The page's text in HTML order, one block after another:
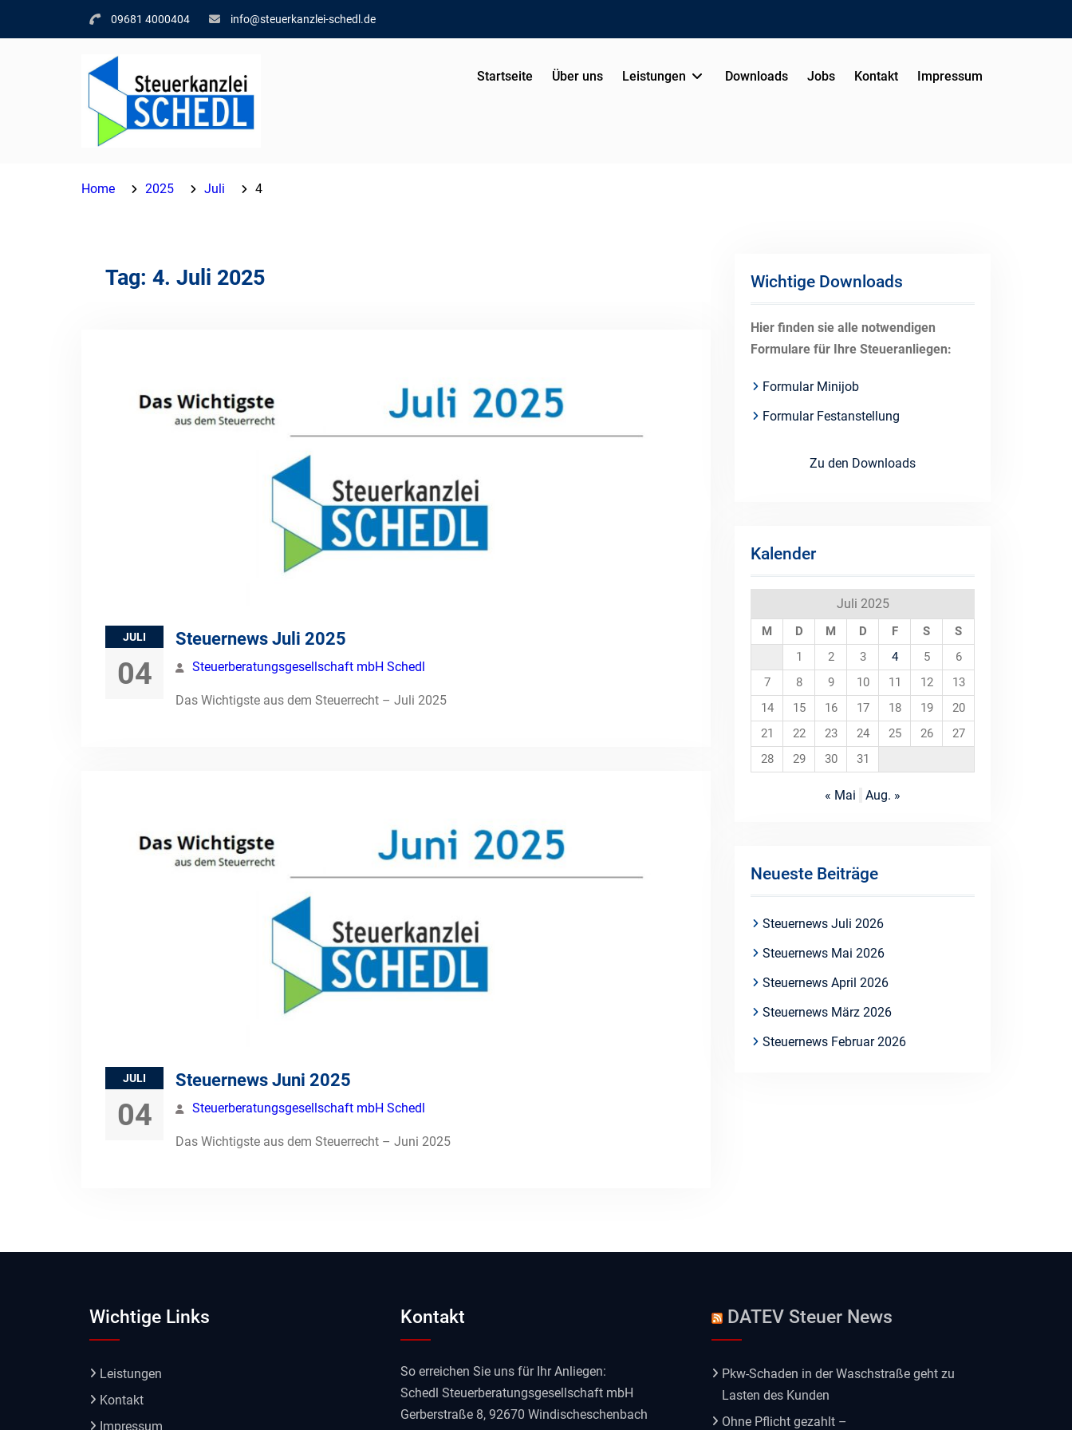
09681 4000404 info@steuerkanzlei-schedl.de
Startseite Über uns Leistungen Downloads Jobs Kontakt Impressum
Home 2025 Juli 4
Tag: 4. Juli 2025
JULI
04
Steuernews Juli 2025
Steuerberatungsgesellschaft mbH Schedl
Das Wichtigste aus dem Steuerrecht – Juli 2025
JULI
04
Steuernews Juni 2025
Steuerberatungsgesellschaft mbH Schedl
Das Wichtigste aus dem Steuerrecht – Juni 2025
Wichtige Downloads
Hier finden sie alle notwendigen
Formulare für Ihre Steueranliegen:
Formular Minijob
Formular Festanstellung
Zu den Downloads
Kalender
Juli 2025
M D M D F S
S
1
2 3 4 5
6
7
8 9 10 11 12
13
14
15 16 17 18 19
20
21
22 23 24 25 26
27
28
29 30 31
« Mai Aug. »
Neueste Beiträge
Steuernews Juli 2026
Steuernews Mai 2026
Steuernews April 2026
Steuernews März 2026
Steuernews Februar 2026
Wichtige Links
Leistungen
Kontakt
Impressum
Kontakt
So erreichen Sie uns für Ihr Anliegen:
Schedl Steuerberatungsgesellschaft mbH
Gerberstraße 8, 92670 Windischeschenbach
DATEV Steuer News
Pkw-Schaden in der Waschstraße geht zu
Lasten des Kunden
Ohne Pflicht gezahlt –